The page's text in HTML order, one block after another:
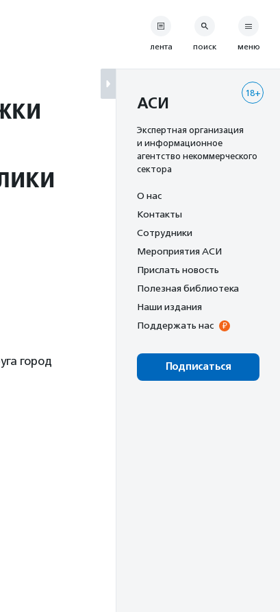
город
лента поиск меню
18+
АСИ
Экспертная организация
и информационное
агентство некоммерческого
сектора
О нас
Контакты
Сотрудники
Мероприятия АСИ
Прислать новость
Полезная библиотека
Наши издания
Поддержать нас
Подписаться